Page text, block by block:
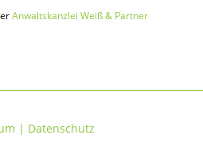
Anwaltskanzlei Weiß & Partner
| Datenschutz